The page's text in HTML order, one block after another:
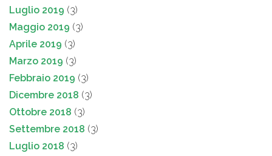
Luglio 2019 (3)
Maggio 2019 (3)
Aprile 2019 (3)
Marzo 2019 (3)
Febbraio 2019 (3)
Dicembre 2018 (3)
Ottobre 2018 (3)
Settembre 2018 (3)
Luglio 2018 (3)